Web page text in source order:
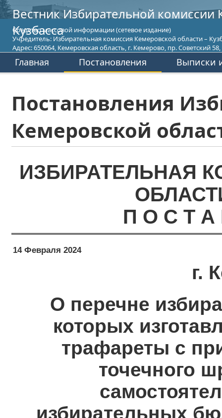
Вестник Избирательной комиссии
Кузбасса
Средство массовой информации (сетевое издание)
Учредитель: Избирательная комиссия Кемеровской области –
Адрес: 650064, Кемеровская область, г. Кемерово, пр. Советский 58,
Главная Постановления Выписки
Постановления
Кемеровской
ИЗБИРАТЕЛЬНАЯ
П О С Т А
14 Февраля 2024
г.
О перечне
которых
трафареты с
точечного
избирательных